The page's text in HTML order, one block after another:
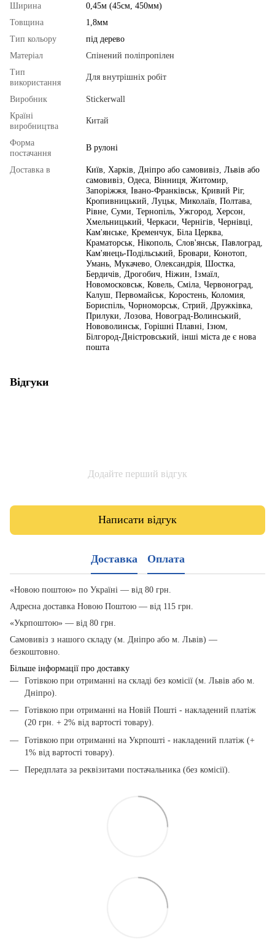
Ширина
0,45м (45см, 450мм)
Товщина
1,8мм
Тип кольору
під дерево
Матеріал
Спінений поліпропілен
Тип
використання
Для внутрішніх робіт
Виробник
Stickerwall
Країні
виробництва
Китай
Форма
постачання
В рулоні
Доставка в Київ Харків Дніпро або самовивіз Львів або
самовивіз Одеса Вінниця Житомир
Запоріжжя Івано-Франківськ Кривий Ріг,
Кропивницький Луцьк Миколаїв Полтава
Рівне Суми Тернопіль Ужгород Херсон
Хмельницький Черкаси Чернігів Чернівці
Кам'янське Кременчук Біла Церква
Краматорськ Нікополь Слов'янськ Павлоград
Кам'янець-Подільський Бровари Конотоп
Умань Мукачево Олександрія Шостка
Бердичів
Дрогобич Ніжин Ізмаїл
Новомосковськ Ковель Сміла Червоноград
Калуш Первомайськ Коростень Коломия
Бориспіль Чорноморськ Стрий Дружківка
Прилуки Лозова Новоград-Волинський
Нововолинськ Горішні Плавні Ізюм
Білгород-Дністровський інші міста де є нова
пошта
Відгуки
Додайте перший відгук
Написати відгук
Доставка Оплата
«Новою поштою» по Україні — від 80 грн.
Адресна доставка Новою Поштою — від 115 грн.
«Укрпоштою» — від 80 грн.
Самовивіз з нашого складу (м. Дніпро або м. Львів) —
безкоштовно.
Більше інформації про доставку
Готівкою при отриманні на складі без комісії (м. Львів або м.
Дніпро).
Готівкою при отриманні на Новій Пошті - накладений платіж
(20 грн. + 2% від вартості товару).
Готівкою при отриманні на Укрпошті - накладений платіж (+
1% від вартості товару).
Передплата за реквізитами постачальника (без комісії).